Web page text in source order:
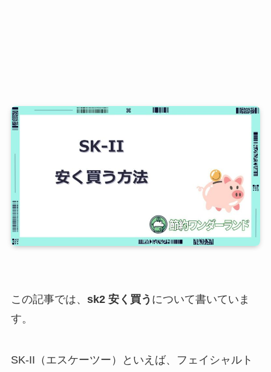
この記事では、 sk2 安く買う について書いていま
す。
SK-II（エスケーツー）といえば、フェイシャルト